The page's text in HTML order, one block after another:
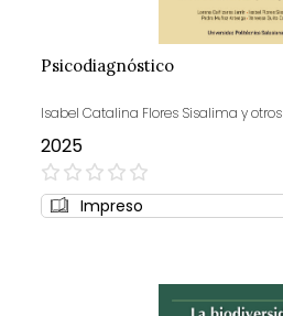
Psicodiagnóstico
Isabel Catalina Flores Sisalima y otros
2025
0%
Impreso